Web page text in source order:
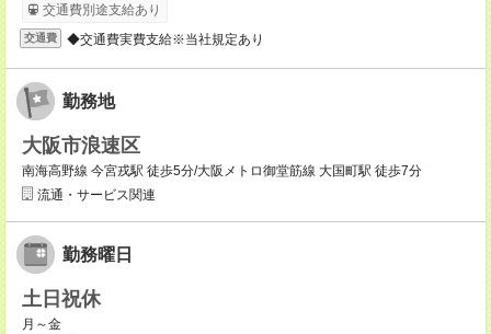
交通費別途支給あり
交通費 ◆交通費実費支給※当社規定あり
勤務地
大阪市浪速区
南海高野線 今宮戎駅 徒歩5分/大阪メトロ御堂筋線 大国町駅 徒歩7分
流通・サービス関連
勤務曜日
土日祝休
月～金